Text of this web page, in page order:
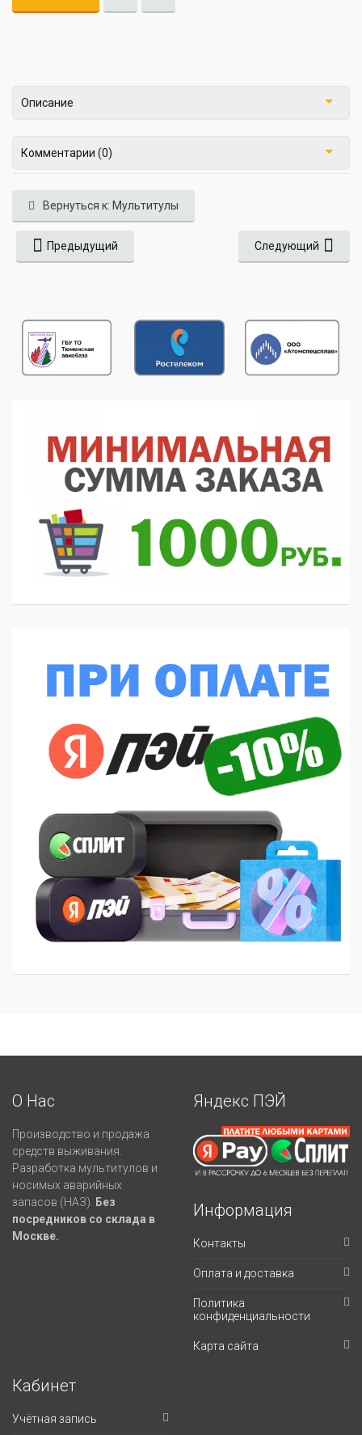
Описание
Комментарии (0)
Вернуться к: Мультитулы
Предыдущий Следующий
О Нас
Производство и продажа
средств выживания.
Разработка мультитулов и
носимых аварийных
запасов (НАЗ).
Без
посредников со склада в
Москве.
Яндекс ПЭЙ
Информация
Контакты
Оплата и доставка
Политика
конфиденциальности
Карта сайта
Кабинет
Учётная запись